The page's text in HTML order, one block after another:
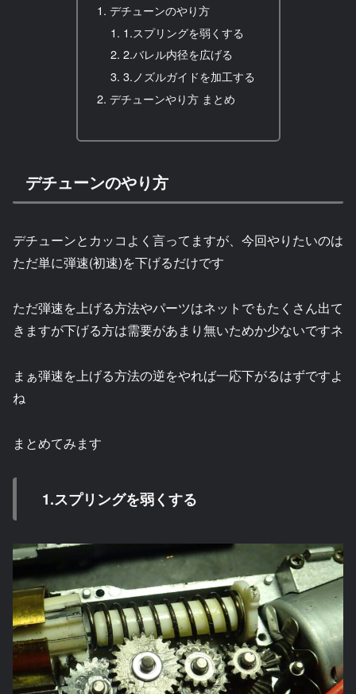
デチューンのやり方
1.スプリングを弱くする
2.バレル内径を広げる
3.ノズルガイドを加工する
デチューンやり方 まとめ
デチューンのやり方
デチューンとカッコよく言ってますが、今回やりたいのは
ただ単に弾速(初速)を下げるだけです
ただ弾速を上げる方法やパーツはネットでもたくさん出て
きますが下げる方は需要があまり無いためか少ないですネ
まぁ弾速を上げる方法の逆をやれば一応下がるはずですよ
ね
まとめてみます
1.スプリングを弱くする